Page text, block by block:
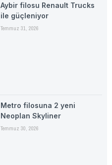
Aybir filosu Renault Trucks
ile güçleniyor
Temmuz 31, 2026
Metro filosuna 2 yeni
Neoplan Skyliner
Temmuz 30, 2026